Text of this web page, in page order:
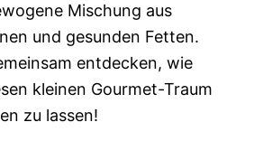
Mischung aus
und gesunden Fetten.
entdecken, wie
kleinen Gourmet-Traum
zu lassen!